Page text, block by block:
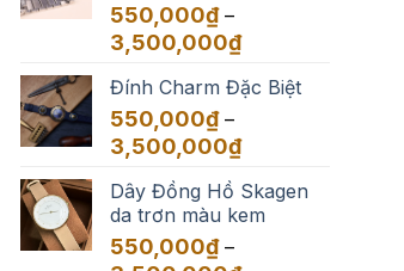
550,000₫ –
3,500,000₫Khoảng
từ
đến
Đính Charm Đặc Biệt
550,000₫ –
3,500,000₫Khoảng
từ
550,000₫
Dây Đồng Hồ Skagen
da trơn màu kem
550,000₫ –